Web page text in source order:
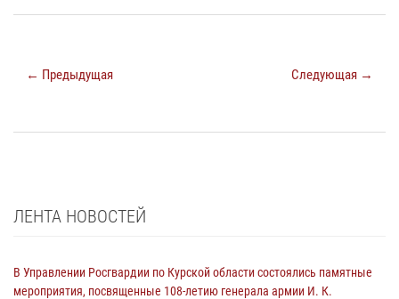
← Предыдущая Следующая →
ЛЕНТА НОВОСТЕЙ
В Управлении Росгвардии по Курской области состоялись памятные
мероприятия, посвященные 108-летию генерала армии И. К.